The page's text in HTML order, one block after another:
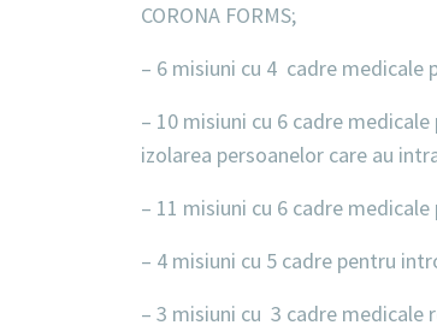
CORONA FORMS;
– 6 misiuni cu 4 cadre medicale
– 10 misiuni cu 6 cadre medicale
izolarea persoanelor care au
– 11 misiuni cu 6 cadre medicale
– 4 misiuni cu 5 cadre pentru
– 3 misiuni cu 3 cadre medicale